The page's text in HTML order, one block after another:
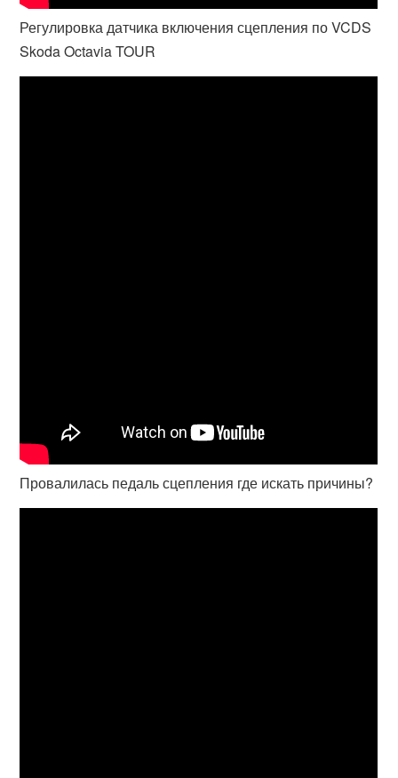
Регулировка датчика включения сцепления по VCDS
Skoda Octavia TOUR
Провалилась педаль сцепления где искать причины?